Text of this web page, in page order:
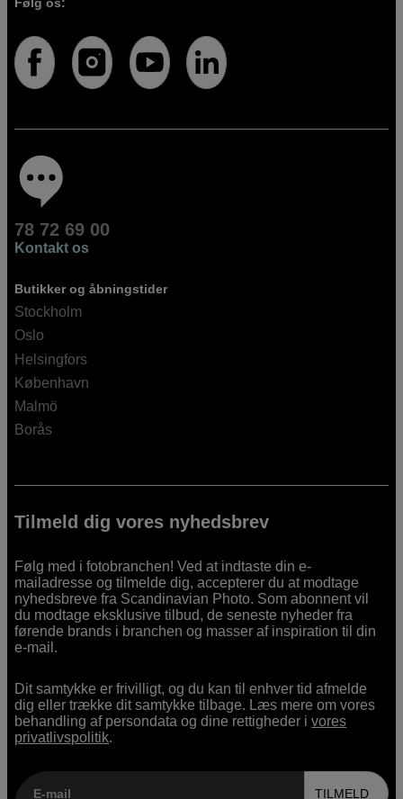
78 72 69 00
Kontakt os
Butikker og åbningstider
Stockholm
Oslo
Helsingfors
København
Malmö
Borås
Tilmeld dig vores nyhedsbrev
Følg med i fotobranchen! Ved at indtaste din e-
mailadresse og tilmelde dig, accepterer du at modtage
nyhedsbreve fra Scandinavian Photo. Som abonnent vil
du modtage eksklusive tilbud, de seneste nyheder fra
førende brands i branchen og masser af inspiration til din
e-mail.
Dit samtykke er frivilligt, og du kan til enhver tid afmelde
dig eller trække dit samtykke tilbage. Læs mere om vores
behandling af persondata og dine rettigheder ivores
privatlivspolitik.
E-mail TILMELD